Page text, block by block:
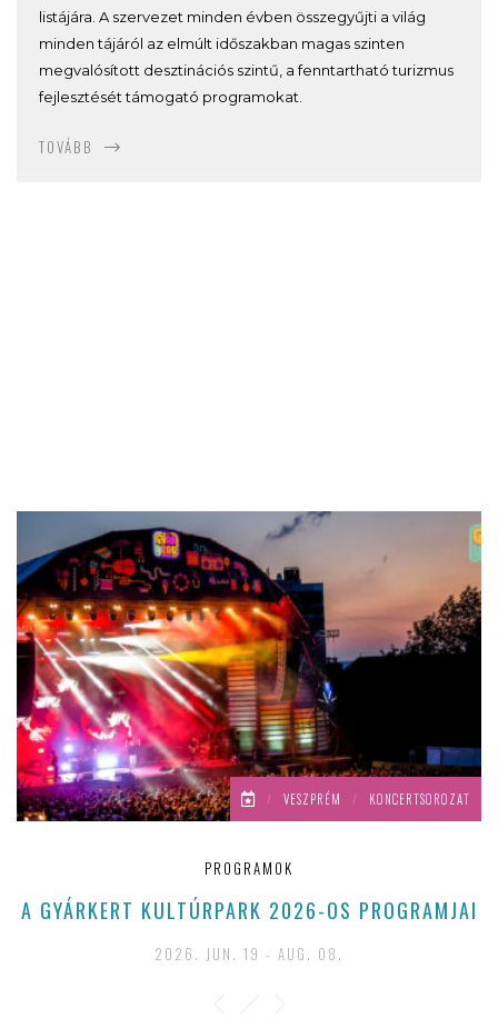
listájára. A szervezet minden évben összegyűjti a világ
minden tájáról az elmúlt időszakban magas szinten
megvalósított desztinációs szintű, a fenntartható turizmus
fejlesztését támogató programokat.
TOVÁBB
/ VESZPRÉM / KONCERTSOROZAT
PROGRAMOK
A GYÁRKERT KULTÚRPARK 2026-OS PROGRAMJAI
2026. JUN. 19 - AUG. 08.